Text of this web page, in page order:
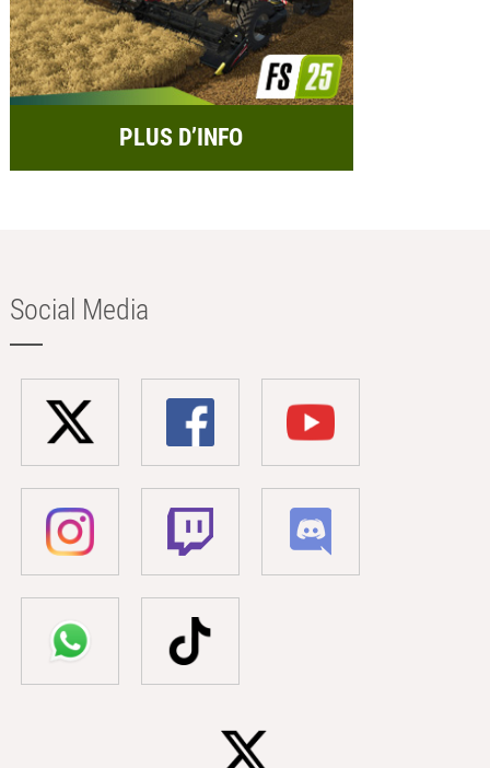
PLUS D’INFO
Social Media